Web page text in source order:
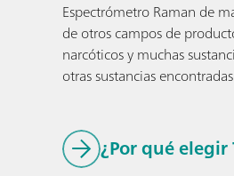
Espectrómetro Raman de
de otros campos de
narcóticos y muchas
otras sustancias
¿Por qué elegir